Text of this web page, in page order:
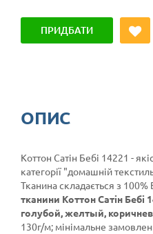
ПРИДБАТИ
ОПИС
Коттон Сатін Бебі 14221 -
категорії "домашній
Тканина складається з 100%
тканини Коттон Сатін
голубой, желтый,
130г/м; мінімальне